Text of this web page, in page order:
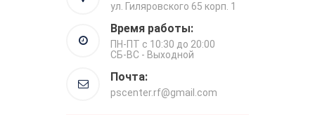
ул. Гиляровского 65 корп. 1
Время работы:
ПН-ПТ с 10:30 до 20:00
СБ-ВС - Выходной
Почта:
pscenter.rf@gmail.com